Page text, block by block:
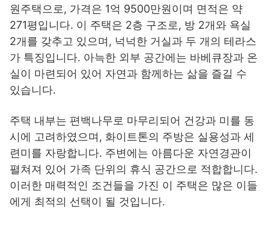
원주택으로, 가격은 1억 9500만원이며 면적은 약
271평입니다. 이 주택은 2층 구조로, 방 2개와 욕실
2개를 갖추고 있으며, 넉넉한 거실과 두 개의 테라스
가 특징입니다. 아늑한 외부 공간에는 바베큐장과 온
실이 마련되어 있어 자연과 함께하는 삶을 즐길 수
있습니다.
주택 내부는 편백나무로 마무리되어 건강과 미를 동
시에 고려하였으며, 화이트톤의 주방은 실용성과 세
련미를 자랑합니다. 주변에는 아름다운 자연경관이
펼쳐져 있어 가족 단위의 휴식 공간으로 적합합니다.
이러한 매력적인 조건들을 가진 이 주택은 많은 이들
에게 최적의 선택이 될 것입니다.